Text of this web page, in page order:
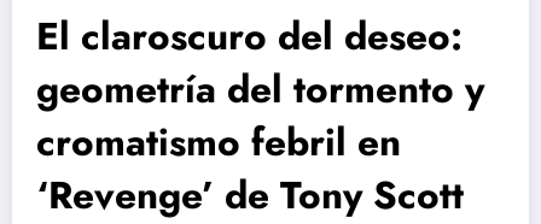
El claroscuro del deseo:
geometría del tormento y
cromatismo febril en
‘Revenge’ de Tony Scott